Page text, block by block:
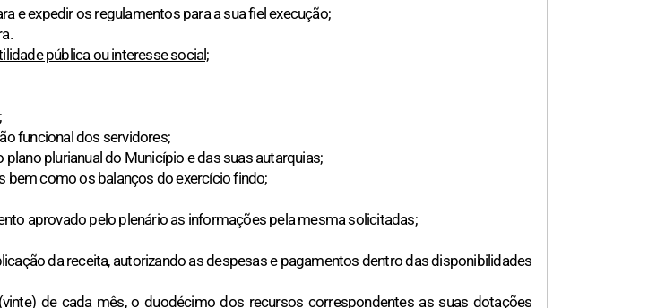
e expedir os regulamentos para a sua fiel execução;
pública ou interesse social;
funcional dos servidores;
plurianual do Município e das suas autarquias;
bem como os balanços do exercício findo;
aprovado pelo plenário as informações pela mesma solicitadas;
da receita, autorizando as despesas e pagamentos dentro das disponibilidades
de cada mês, o duodécimo dos recursos correspondentes as suas dotações